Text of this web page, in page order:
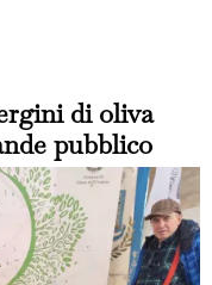
di oliva
pubblico